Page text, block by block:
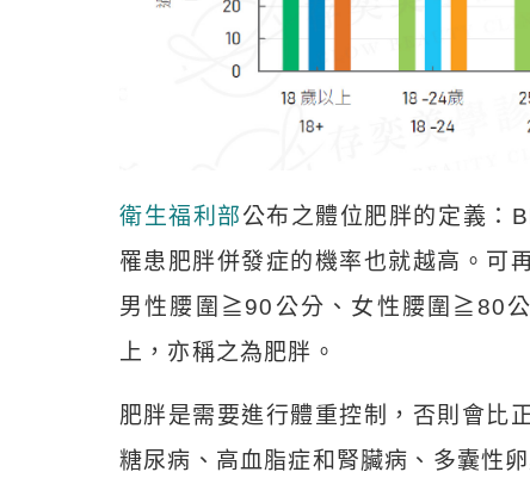
衛生福利部公布之體位肥胖的定義
罹患肥胖併發症的機率也就越高。可
男性腰圍≧90公分、女性腰圍≧80
上，亦稱之為肥胖。
肥胖是需要進行體重控制，否則會比
糖尿病、高血脂症和腎臟病、多囊性